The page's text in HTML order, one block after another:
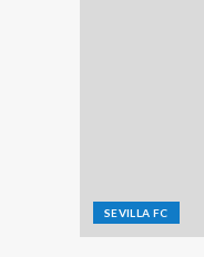
SEVILLA FC